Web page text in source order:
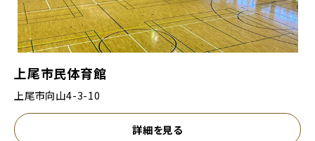
上尾市民体育館
上尾市向山4-3-10
詳細を見る